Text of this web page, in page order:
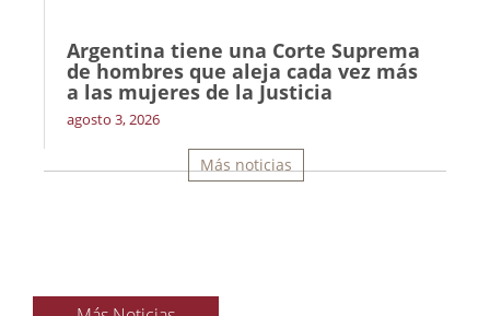
Argentina tiene una Corte Suprema
de hombres que aleja cada vez más
a las mujeres de la Justicia
agosto 3, 2026
Más noticias